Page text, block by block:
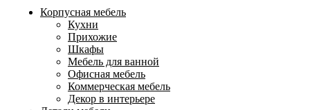
Корпусная мебель
Кухни
Прихожие
Шкафы
Мебель для ванной
Офисная мебель
Коммерческая мебель
Декор в интерьере